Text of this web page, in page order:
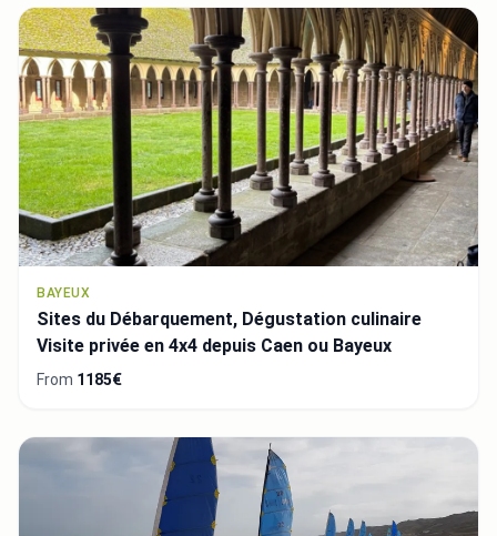
BAYEUX
Sites du Débarquement, Dégustation culinaire
Visite privée en 4x4 depuis Caen ou Bayeux
From 1185€